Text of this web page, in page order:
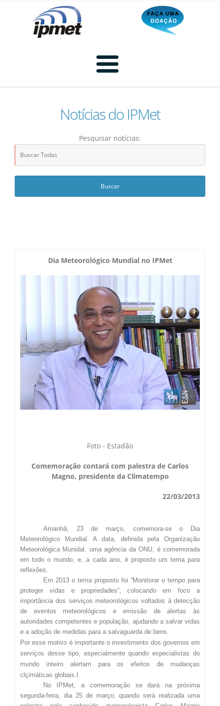
Home
Radar Animado
Radar GIS Local
Radar PPI GIS
Alertas no Telegram
Alertas na sua Cidade
Chuva Bauru
Chuvas e seu Local
Imagens de Satélite
Satélite GIS + Radar
Estação Meteorológica
Previsão Cidades
Modelo Global GFS
Modelo Regional WRF
Secas Bauru
Desastres Naturais
Estações do Ano
Laudos Meteorológicos
Treinamento
Solicitação de Dados
Agendamento de Visitas
Informações
Histórico
Saiba Mais
Notícias
Publicações
Contato
Perguntas Frequentes
Fale Conosco
Login
Notícias do IPMet
Pesquisar notícias:
Dia Meteorológico Mundial no IPMet
Foto - Estadão
Comemoração contará com palestra de Carlos
Magno, presidente da Climatempo
22/03/2013
Amanhã, 23 de março, comemora-se o Dia
Meteorológico Mundial. A data, definida pela Organização
Meteorológica Munidal, uma agência da ONU, é comemorada
em todo o mundo, e, a cada ano, é proposto um tema para
reflexões.
Em 2013 o tema proposto foi “Monitorar o tempo para
proteger vidas e propriedades”, colocando em foco a
importância dos serviços meteorológicos voltados à detecção
de eventos meteorológicos e emissão de alertas às
autoridades competentes e população, ajudando a salvar vidas
e a adoção de medidas para a salvaguarda de bens.
Por esse motivo é importante o investimento dos governos em
serviços desse tipo, especialmente quando especialistas do
mundo inteiro alertam para os efeitos de mudanças
clçimáticas globais.l
No IPMet, a comemoração se dará na próxima
segunda-feira, dia 25 de março, quando será realizada uma